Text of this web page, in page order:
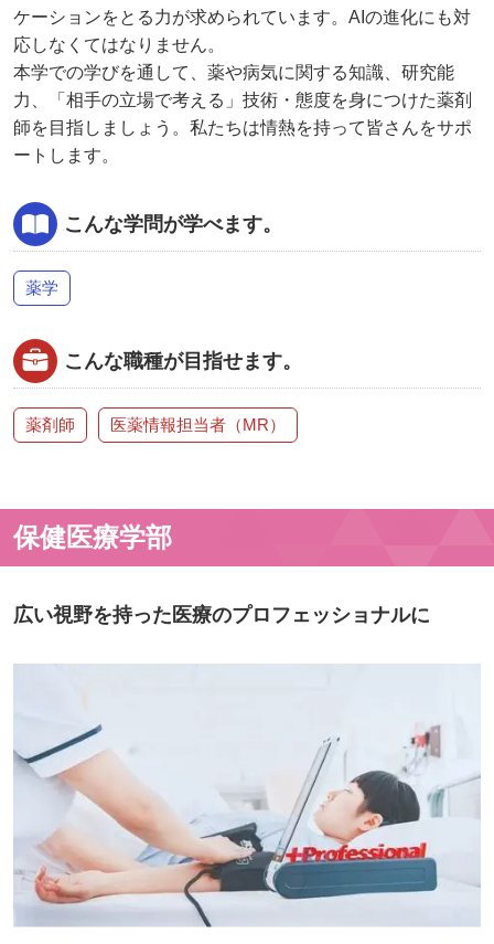
ケーションをとる力が求められています。AIの進化にも対
応しなくてはなりません。
本学での学びを通して、薬や病気に関する知識、研究能
力、「相手の立場で考える」技術・態度を身につけた薬剤
師を目指しましょう。私たちは情熱を持って皆さんをサポ
ートします。
こんな学問が学べます。
薬学
こんな職種が目指せます。
薬剤師 医薬情報担当者（MR）
保健医療学部
広い視野を持った医療のプロフェッショナルに